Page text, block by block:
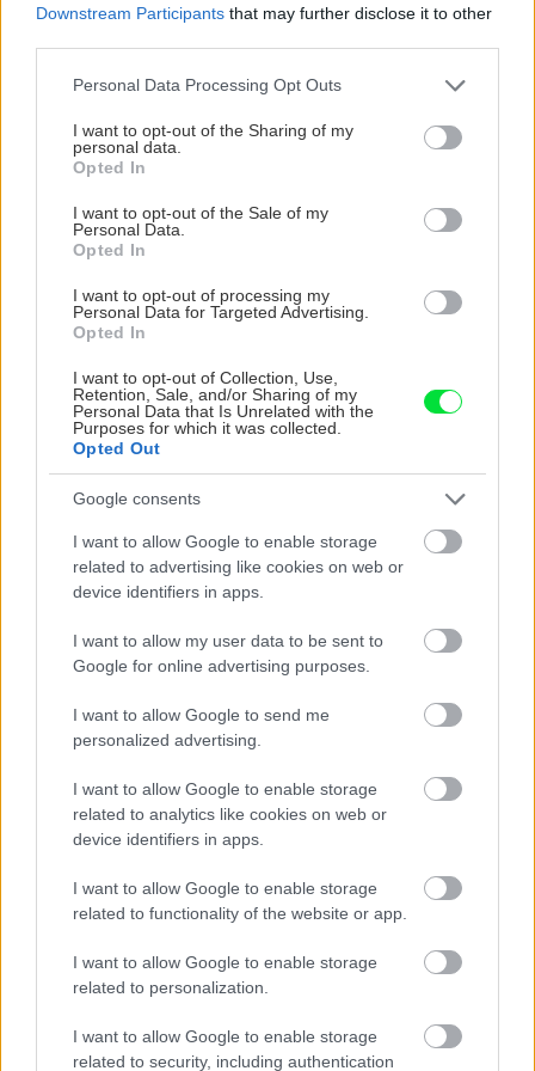
Downstream Participants that may further disclose it to other
Please note that this website/app uses one or more Google
not limited to your visit or usage behaviour. You may click to
grant or deny consent to Google and its third-party tags to
use your data for below specified purposes in below Google
consent section.
Personal Data Processing Opt Outs
I want to opt-out of the Sharing of my
personal data.
Opted In
I want to opt-out of the Sale of my
Personal Data.
Opted In
I want to opt-out of processing my
Personal Data for Targeted Advertising.
Opted In
I want to opt-out of Collection, Use,
Retention, Sale, and/or Sharing of my
Personal Data that Is Unrelated with the
Purposes for which it was collected.
Opted Out
Google consents
I want to allow Google to enable storage
related to advertising like cookies on web or
device identifiers in apps.
I want to allow my user data to be sent to
Google for online advertising purposes.
I want to allow Google to send me
personalized advertising.
I want to allow Google to enable storage
related to analytics like cookies on web or
device identifiers in apps.
I want to allow Google to enable storage
related to functionality of the website or app.
I want to allow Google to enable storage
related to personalization.
I want to allow Google to enable storage
related to security, including authentication
VIDEO
Chcete dominantu interiéru,
ktorá pritiahne pohľady?
Vyrobte si takéto masívne
orechové svietidlo
Prečo klasická
potrubia v
ZÁHRADA
Trvalky, ktoré znesú
vysaďte na miesta, na
ktoré slnko svieti celý
krások, ktoré rozžiaria
vašu záhradu